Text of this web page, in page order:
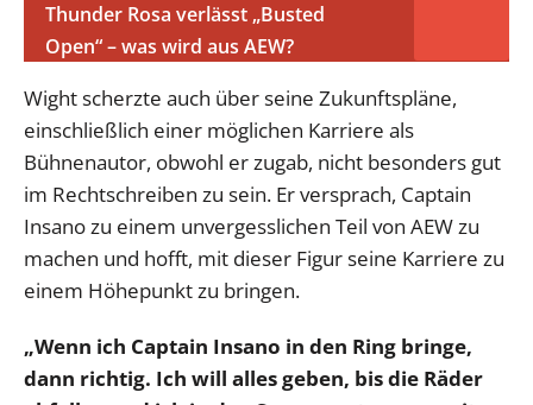
Thunder Rosa verlässt „Busted
Open“ – was wird aus AEW?
Wight scherzte auch über seine Zukunftspläne,
einschließlich einer möglichen Karriere als
Bühnenautor, obwohl er zugab, nicht besonders gut
im Rechtschreiben zu sein. Er versprach, Captain
Insano zu einem unvergesslichen Teil von AEW zu
machen und hofft, mit dieser Figur seine Karriere zu
einem Höhepunkt zu bringen.
„Wenn ich Captain Insano in den Ring bringe,
dann richtig. Ich will alles geben, bis die Räder